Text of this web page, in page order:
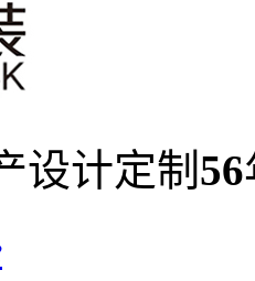
设计定制 56